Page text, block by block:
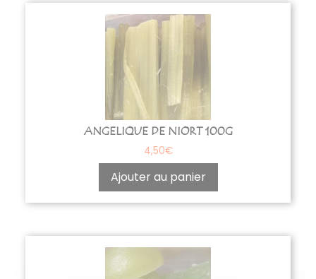
ANGELIQUE DE NIORT 100G
4,50€
Ajouter au panier